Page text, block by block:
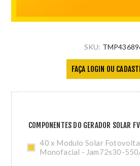
SKU:
FAÇA LOGIN OU
COMPONENTES DO GERADOR SOLAR
40 x Modulo Solar
Monofacial - Jam72s30-